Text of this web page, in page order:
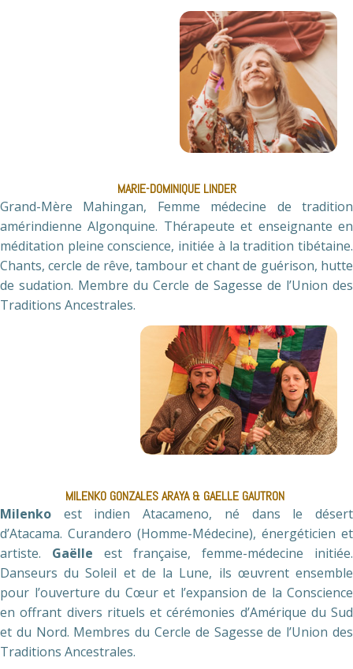
MARIE-DOMINIQUE LINDER
Grand-Mère Mahingan, Femme médecine de tradition
amérindienne Algonquine. Thérapeute et enseignante en
méditation pleine conscience, initiée à la tradition tibétaine.
Chants, cercle de rêve, tambour et chant de guérison, hutte
de sudation. Membre du Cercle de Sagesse de l’Union des
Traditions Ancestrales.
MILENKO GONZALES ARAYA & GAELLE GAUTRON
Milenko est indien Atacameno, né dans le désert
d’Atacama. Curandero (Homme-Médecine), énergéticien et
artiste. Gaëlle est française, femme-médecine initiée.
Danseurs du Soleil et de la Lune, ils œuvrent ensemble
pour l’ouverture du Cœur et l’expansion de la Conscience
en offrant divers rituels et cérémonies d’Amérique du Sud
et du Nord. Membres du Cercle de Sagesse de l’Union des
Traditions Ancestrales.